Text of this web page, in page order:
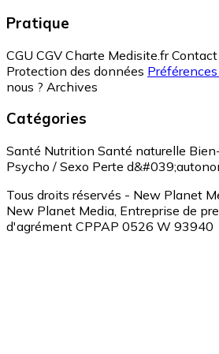
Pratique
CGU CGV Charte Medisite.fr Contact
Protection des données
nous ? Archives
Catégories
Santé Nutrition Santé naturelle
Psycho / Sexo Perte
Tous droits réservés - New Planet
New Planet Media, Entreprise de
d'agrément CPPAP 0526 W 93940